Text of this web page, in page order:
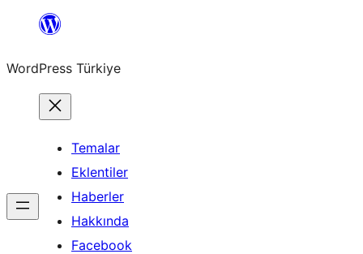
İçeriğe
WordPress Türkiye
Temalar
Eklentiler
Haberler
Hakkında
Facebook